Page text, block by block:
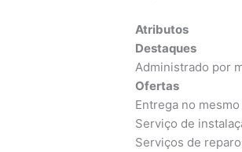
Atributos
Destaques
Administrado por
Ofertas
Entrega no
Serviço de
Serviços de